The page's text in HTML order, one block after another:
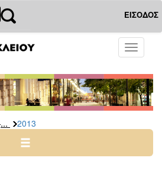
ΕΙΣΟΔΟΣ
Toggle
... 2013